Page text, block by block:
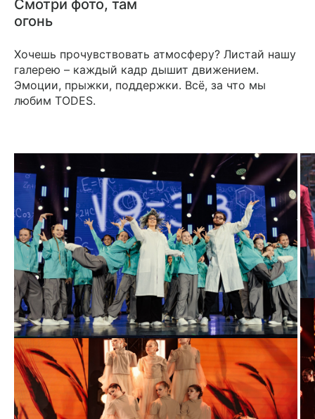
Смотри фото, там
огонь
Хочешь прочувствовать атмосферу? Листай нашу
галерею – каждый кадр дышит движением.
Эмоции, прыжки, поддержки. Всё, за что мы
любим TODES.